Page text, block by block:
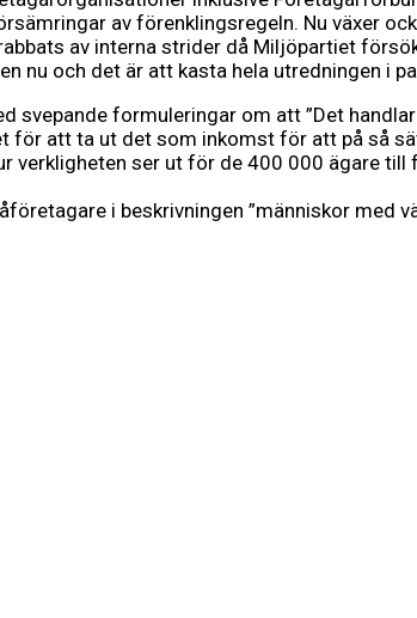
av förenklingsregeln. Nu växer
av interna strider då Miljöpartiet
nu och det är att kasta hela utredningen i
formuleringar om att ”Det
att ta ut det som inkomst för att på så
verkligheten ser ut för de 400 000 ägare
i beskrivningen ”människor med